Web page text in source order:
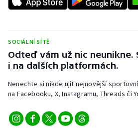
SOCIÁLNÍ SÍTĚ
Odteď vám už nic neunikne.
i na dalších platformách.
Nenechte si nikde ujít nejnovější
na Facebooku, X, Instagramu, Threads či